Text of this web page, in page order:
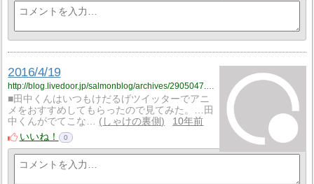
2016/4/19
http://blog.livedoor.jp/salmonblog/archives/2905047.html
■田中くんはいつもけだるげツイッターでアニ
メをおすすめしてもらったので見てみた。…田
中くんがでてこな…
しゃけの裏側
10年前
いいね！
0